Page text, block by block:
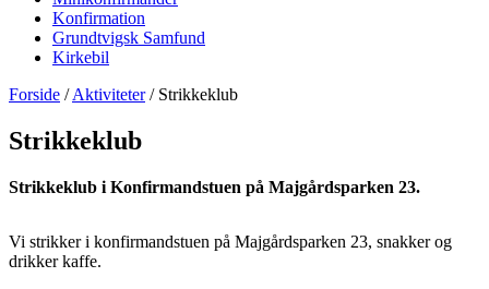
Konfirmation
Grundtvigsk Samfund
Kirkebil
Forside /Aktiviteter/ Strikkeklub
Strikkeklub
Strikkeklub i Konfirmandstuen på Majgårdsparken 23.
Vi strikker i konfirmandstuen på Majgårdsparken 23, snakker og
drikker kaffe.